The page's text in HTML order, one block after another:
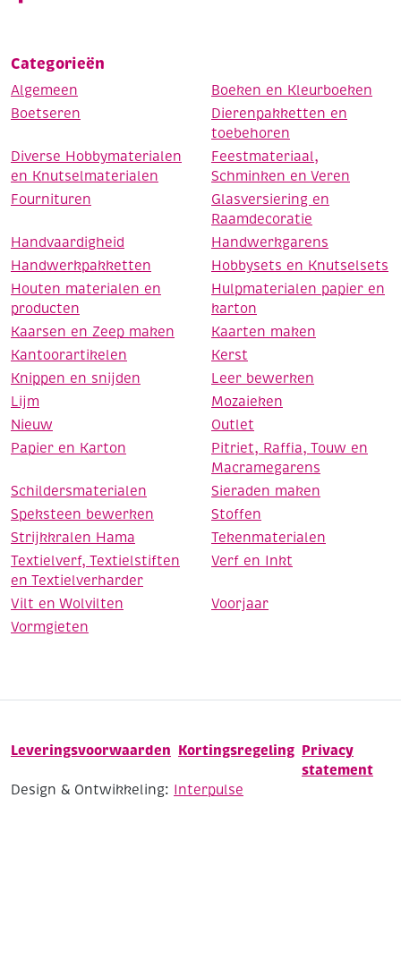
Categorieën
Algemeen
Boeken en Kleurboeken
Boetseren
Dierenpakketten en
toebehoren
Diverse Hobbymaterialen
en Knutselmaterialen
Feestmateriaal,
Schminken en Veren
Fournituren
Glasversiering en
Raamdecoratie
Handvaardigheid
Handwerkgarens
Handwerkpakketten
Hobbysets en Knutselsets
Houten materialen en
producten
Hulpmaterialen papier en
karton
Kaarsen en Zeep maken
Kaarten maken
Kantoorartikelen
Kerst
Knippen en snijden
Leer bewerken
Lijm
Mozaieken
Nieuw
Outlet
Papier en Karton
Pitriet, Raffia, Touw en
Macramegarens
Schildersmaterialen
Sieraden maken
Speksteen bewerken
Stoffen
Strijkkralen Hama
Tekenmaterialen
Textielverf, Textielstiften
en Textielverharder
Verf en Inkt
Vilt en Wolvilten
Voorjaar
Vormgieten
Leveringsvoorwaarden Kortingsregeling Privacy
statement
Design & Ontwikkeling: Interpulse